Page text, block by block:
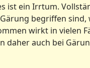
ist ein Irrtum.
begriffen
wirkt in vielen
auch bei